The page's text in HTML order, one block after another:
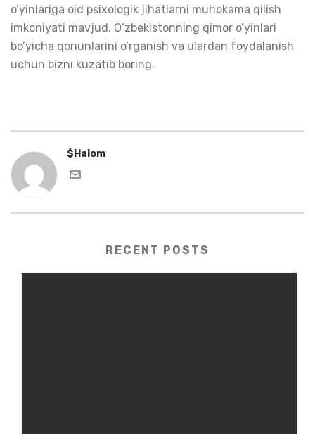
o’yinlariga oid psixologik jihatlarni muhokama qilish
imkoniyati mavjud. O’zbekistonning qimor o’yinlari
bo’yicha qonunlarini o’rganish va ulardan foydalanish
uchun bizni kuzatib boring.
$Halom
RECENT POSTS